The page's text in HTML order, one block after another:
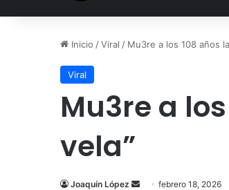
Inicio /Viral / Mu3re a los 108 años
Viral
Mu3re a
vela”
Joaquín López
Sendfebrero 18, 2026